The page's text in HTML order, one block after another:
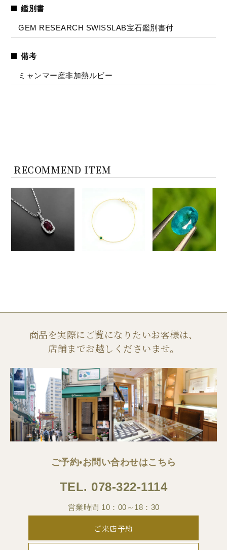
鑑別書
GEM RESEARCH SWISSLAB宝石鑑別書付
備考
ミャンマー産非加熱ルビー
RECOMMEND ITEM
商品を実際にご覧になりたいお客様は、
店舗までお越しくださいませ。
ご予約•お問い合わせはこちら
TEL. 078-322-1114
営業時間 10：00～18：30
ご来店予約